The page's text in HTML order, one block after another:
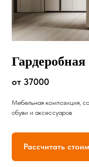
Гардеробная
от 37000
Мебельная композиция,
обуви и аксессуаров
Рассчитать